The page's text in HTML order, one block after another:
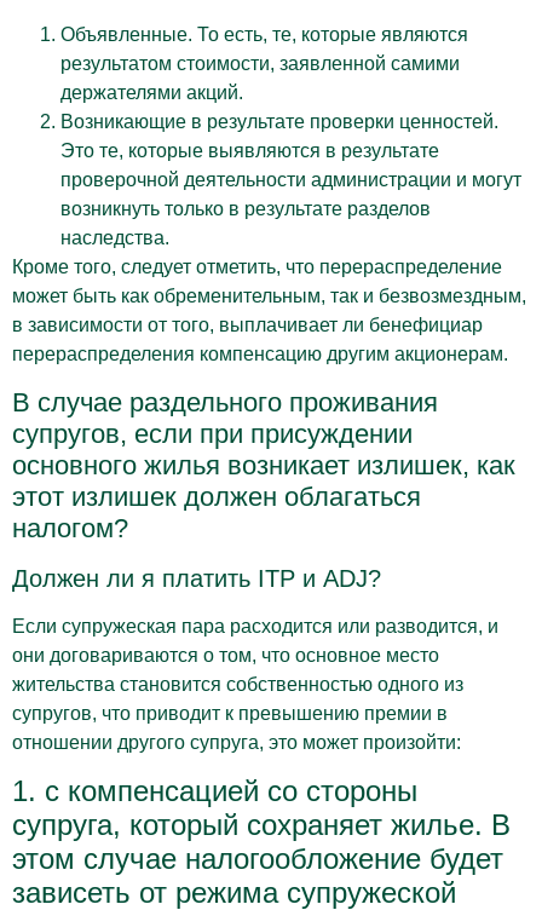
Объявленные. То есть, те, которые являются
результатом стоимости, заявленной самими
держателями акций.
Возникающие в результате проверки ценностей.
Это те, которые выявляются в результате
проверочной деятельности администрации и могут
возникнуть только в результате разделов
наследства.
Кроме того, следует отметить, что перераспределение
может быть как обременительным, так и безвозмездным,
в зависимости от того, выплачивает ли бенефициар
перераспределения компенсацию другим акционерам.
В случае раздельного проживания
супругов, если при присуждении
основного жилья возникает излишек, как
этот излишек должен облагаться
налогом?
Должен ли я платить ITP и ADJ?
Если супружеская пара расходится или разводится, и
они договариваются о том, что основное место
жительства становится собственностью одного из
супругов, что приводит к превышению премии в
отношении другого супруга, это может произойти:
1. с компенсацией со стороны
супруга, который сохраняет жилье. В
этом случае налогообложение будет
зависеть от режима супружеской